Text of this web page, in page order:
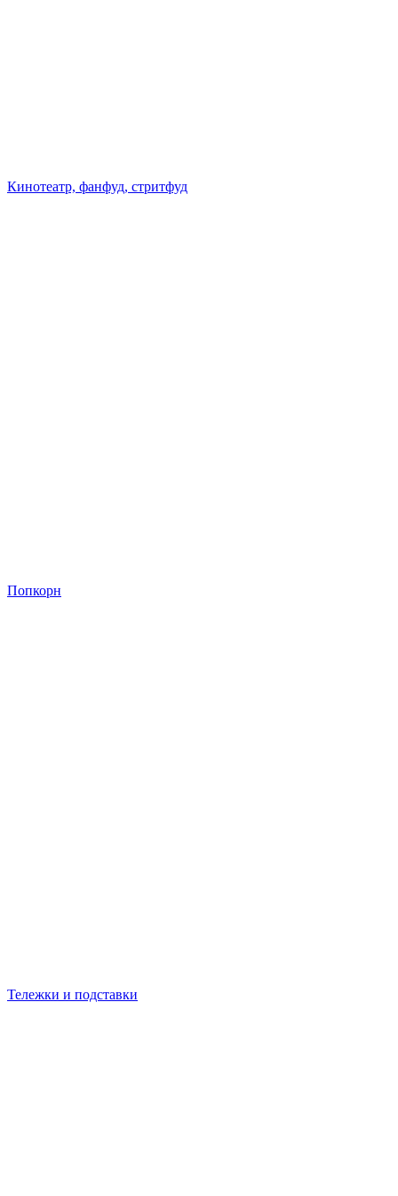
Кинотеатр, фанфуд, стритфуд
Попкорн
Тележки и подставки